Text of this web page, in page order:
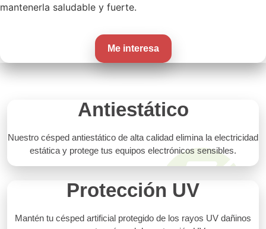
mantenerla saludable y fuerte.
Me interesa
Antiestático
Nuestro césped antiestático de alta calidad elimina la electricidad
estática y protege tus equipos electrónicos sensibles.
Protección UV
Mantén tu césped artificial protegido de los rayos UV dañinos